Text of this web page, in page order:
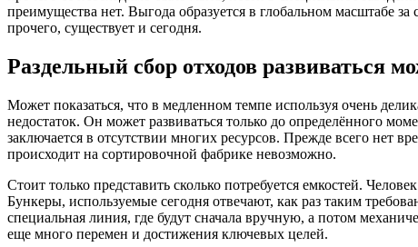
преимущества нет. Выгода образуется в глобальном масштабе
прочего, существует и сегодня.
Раздельный сбор отходов развиваться
Может показаться, что в медленном темпе используя очень
недостаток. Он может развиваться только до определённого
заключается в отсутствии многих ресурсов. Прежде всего нет
происходит на сортировочной фабрике невозможно.
Стоит только представить сколько потребуется емкостей.
Бункеры, используемые сегодня отвечают, как раз таким
специальная линия, где будут сначала вручную, а потом
еще много перемен и достижения ключевых целей.